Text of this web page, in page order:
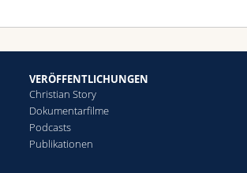
VERÖFFENTLICHUNGEN
Christian Story
Dokumentarfilme
Podcasts
Publikationen